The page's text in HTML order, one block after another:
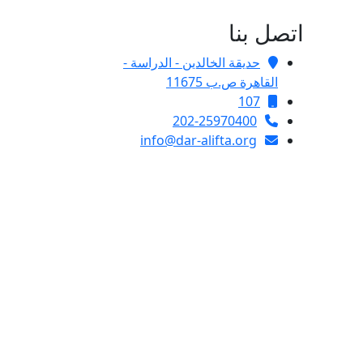
اتصل بنا
حديقة الخالدين - الدراسة -
القاهرة ص.ب 11675
107
202-25970400
info@dar-alifta.org